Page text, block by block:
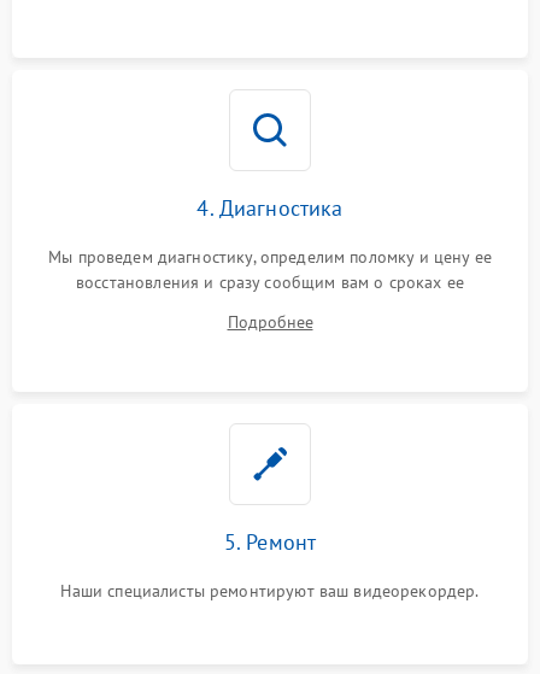
4. Диагностика
Мы проведем диагностику, определим поломку и цену ее
восстановления и сразу сообщим вам о сроках ее
Подробнее
5. Ремонт
Наши специалисты ремонтируют ваш видеорекордер.